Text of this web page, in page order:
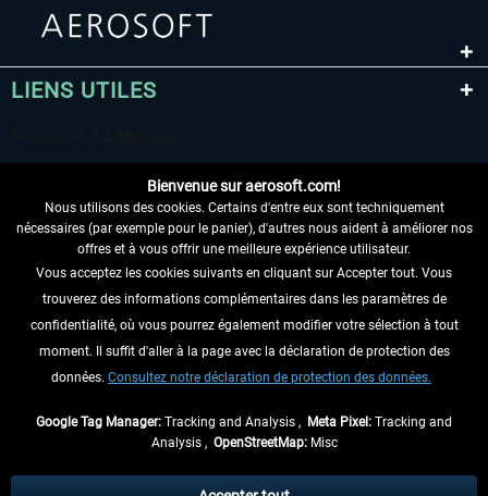
LIENS UTILES
RENONCER AU CONTRAT ICI
INFORMATIONS
NE MANQUEZ PAS LES DERNIÈRES
échéant, frais de remboursement, si aucune description contraire.
Bienvenue sur aerosoft.com!
Nous utilisons des cookies. Certains d'entre eux sont techniquement
nécessaires (par exemple pour le panier), d'autres nous aident à améliorer nos
offres et à vous offrir une meilleure expérience utilisateur.
Vous acceptez les cookies suivants en cliquant sur Accepter tout. Vous
trouverez des informations complémentaires dans les paramètres de
confidentialité, où vous pourrez également modifier votre sélection à tout
moment. Il suffit d'aller à la page avec la déclaration de protection des
données. Consultez notre déclaration de protection des données.
Google Tag Manager: Tracking and Analysis , Meta Pixel: Tracking and
Analysis , OpenStreetMap:Misc